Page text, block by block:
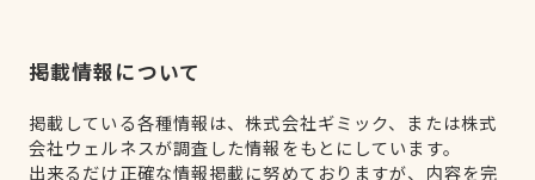
掲載情報について
掲載している各種情報は、株式会社ギミック、または株式
会社ウェルネスが調査した情報をもとにしています。
出来るだけ正確な情報掲載に努めておりますが、内容を完